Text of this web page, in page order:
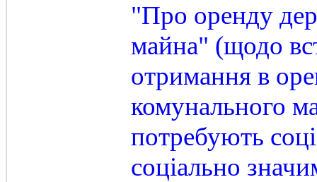
"Про оренду
майна" (щодо
отримання в
комунального
потребують
соціально